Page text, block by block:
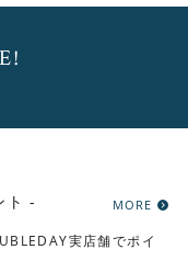
ト - MORE
実店舗でポイ